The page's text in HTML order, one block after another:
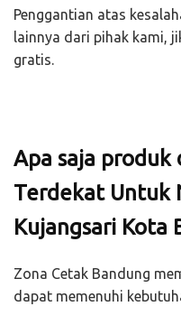
Penggantian atas
lainnya dari pihak kami,
gratis.
Apa saja produk
Terdekat Untuk
Kujangsari Kota
Zona Cetak Bandung
dapat memenuhi